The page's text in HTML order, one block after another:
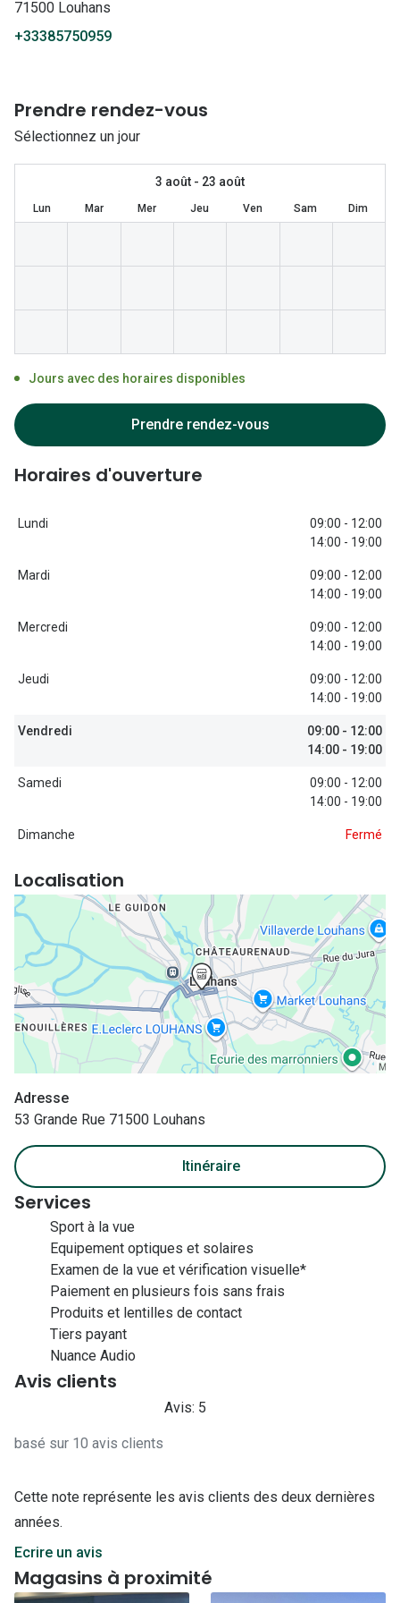
Formes
Lunettes
Lunettes
Tory burch
Unofficial
DbyD
Polo
Michael
Toutes
La santé
Tous nos
Nos
Tous nos
71500 Louhans
+33385750959
Prendre rendez-vous
Sélectionnez un jour
3 août - 23 août
Lun Mar Mer Jeu Ven Sam Dim
Jours avec des horaires disponibles
Prendre rendez-vous
Horaires d'ouverture
Lundi
09:00 - 12:00
14:00 - 19:00
Mardi
09:00 - 12:00
14:00 - 19:00
Mercredi
09:00 - 12:00
14:00 - 19:00
Jeudi
09:00 - 12:00
14:00 - 19:00
Vendredi
09:00 - 12:00
14:00 - 19:00
Samedi
09:00 - 12:00
14:00 - 19:00
Dimanche Fermé
Localisation
Adresse
53 Grande Rue 71500 Louhans
Itinéraire
Services
Sport à la vue
Equipement optiques et solaires
Examen de la vue et vérification visuelle*
Paiement en plusieurs fois sans frais
Produits et lentilles de contact
Tiers payant
Nuance Audio
Avis clients
Avis: 5
basé sur 10 avis clients
Cette note représente les avis clients des deux dernières
années.
Ecrire un avis
Magasins à proximité